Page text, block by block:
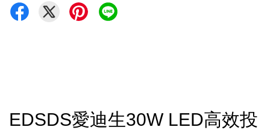
EDSDS愛迪生30W LED高效投